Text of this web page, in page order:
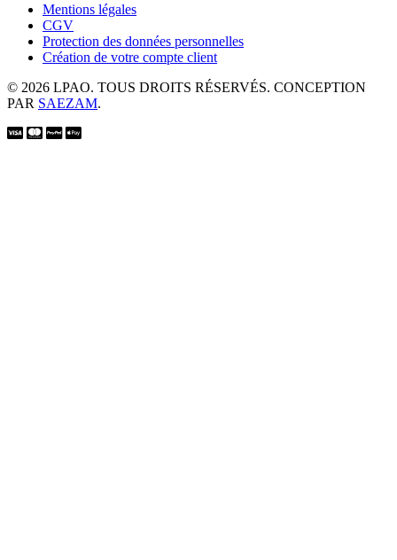
Mentions légales
CGV
Protection des données personnelles
Création de votre compte client
© 2026 LPAO. TOUS DROITS RÉSERVÉS. CONCEPTION
PAR SAEZAM.